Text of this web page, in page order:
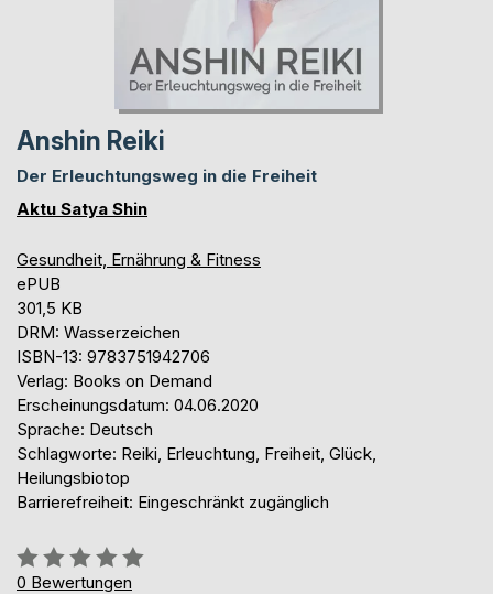
Anshin Reiki
Der Erleuchtungsweg in die Freiheit
Aktu Satya Shin
Gesundheit, Ernährung & Fitness
ePUB
301,5 KB
DRM: Wasserzeichen
ISBN-13: 9783751942706
Verlag: Books on Demand
Erscheinungsdatum: 04.06.2020
Sprache: Deutsch
Schlagworte: Reiki, Erleuchtung, Freiheit, Glück,
Heilungsbiotop
Barrierefreiheit: Eingeschränkt zugänglich
Bewertung::
0%
0 Bewertungen